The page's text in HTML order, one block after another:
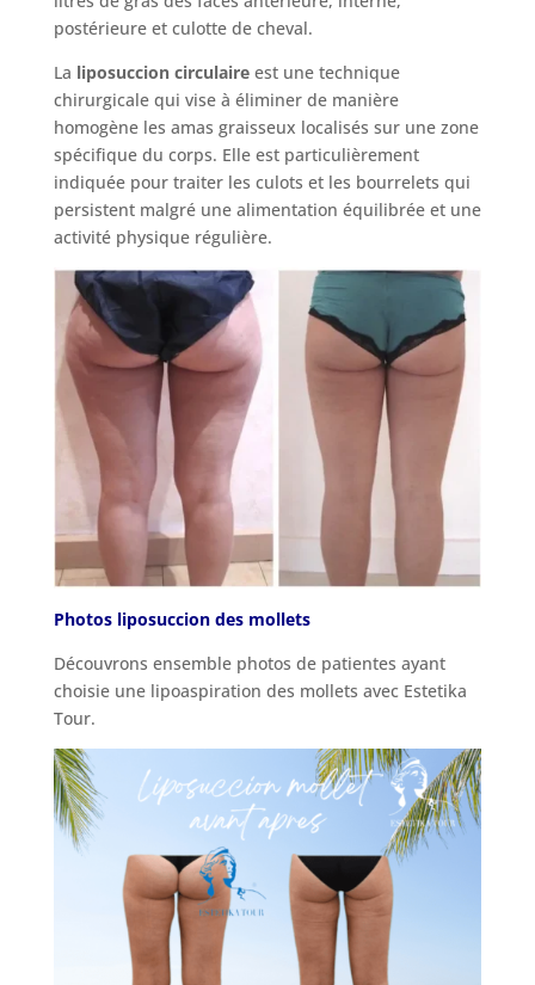
postérieure et culotte de cheval.
La liposuccion circulaireest une technique
chirurgicale qui vise à éliminer de manière
homogène les amas graisseux localisés sur une zone
spécifique du corps. Elle est particulièrement
indiquée pour traiter les culots et les bourrelets qui
persistent malgré une alimentation équilibrée et une
activité physique régulière.
Photos liposuccion des mollets
Découvrons ensemble photos de patientes ayant
choisie une lipoaspiration des mollets avec Estetika
Tour.